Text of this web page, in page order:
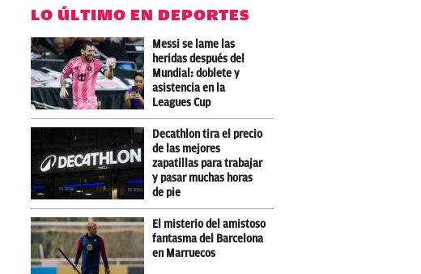
LO ÚLTIMO EN DEPORTES
Messi se lame las
heridas después del
Mundial: doblete y
asistencia en la
Leagues Cup
Decathlon tira el precio
de las mejores
zapatillas para trabajar
y pasar muchas horas
de pie
El misterio del amistoso
fantasma del Barcelona
en Marruecos